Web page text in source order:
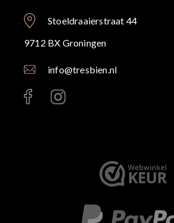
Stoeldraaierstraat 44
9712 BX Groningen
info@tresbien.nl